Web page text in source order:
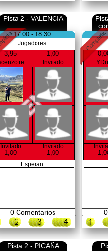
Pista 2 - VALENCIA
17:00 - 18:30
Jugadores
3,95 1,00
Invitado
Invitado
1,00
Invitado
1,00
Esperan
0Comentarios 0
Pista 2 - PICAÑA